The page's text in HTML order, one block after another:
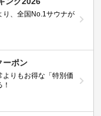
り、全国No.1サウナが
ーポン
りもお得な「特別価